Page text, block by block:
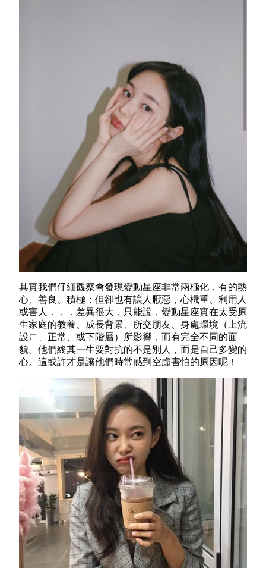
其實我們仔細觀察會發現變動星座非常兩極化，有的熱
心、善良、積極；但卻也有讓人厭惡，心機重、利用人
或害人．．．差異很大，只能說，變動星座實在太受原
生家庭的教養、成長背景、所交朋友、身處環境（上流
設ㄏ、正常、或下階層）所影響，而有完全不同的面
貌。他們終其一生要對抗的不是別人，而是自己多變的
心。這或許才是讓他們時常感到空虛害怕的原因呢！